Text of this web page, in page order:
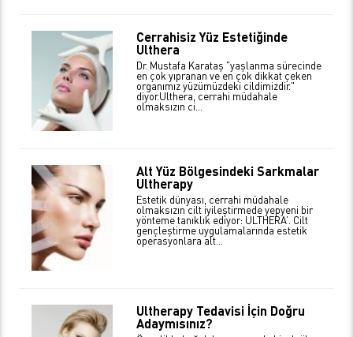
Cerrahisiz Yüz Estetiğinde
Ulthera
Dr. Mustafa Karataş "yaşlanma sürecinde
en çok yıpranan ve en çok dikkat çeken
organımız yüzümüzdeki cildimizdir."
diyor.Ulthera, cerrahi müdahale
olmaksızın ci...
Alt Yüz Bölgesindeki Sarkmalar
Ultherapy
Estetik dünyası, cerrahi müdahale
olmaksızın cilt iyileştirmede yepyeni bir
yönteme tanıklık ediyor: ULTHERA’. Cilt
gençleştirme uygulamalarında estetik
operasyonlara alt...
Ultherapy Tedavisi İçin Doğru
Adaymısınız?